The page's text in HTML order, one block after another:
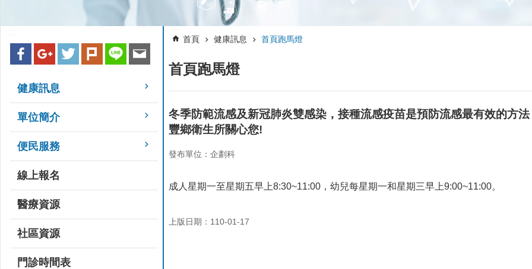
健康訊息
單位簡介
便民服務
線上報名
醫療資源
社區資源
門診時間表
首頁 健康訊息 首頁跑馬燈
首頁跑馬燈
冬季防範流感及新冠肺炎雙感染，接種流感疫苗是預防流感最有效的方
豐鄉衛生所關心您!
發布單位：企劃科
成人星期一至星期五早上8:30~11:00，幼兒每星期一和星期三早上9:00~11:00。
上版日期：110-01-17